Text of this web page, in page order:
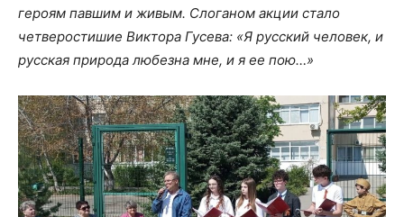
героям павшим и живым. Слоганом акции стало
четверостишие Виктора Гусева: «Я русский человек, и
русская природа любезна мне, и я ее пою…»